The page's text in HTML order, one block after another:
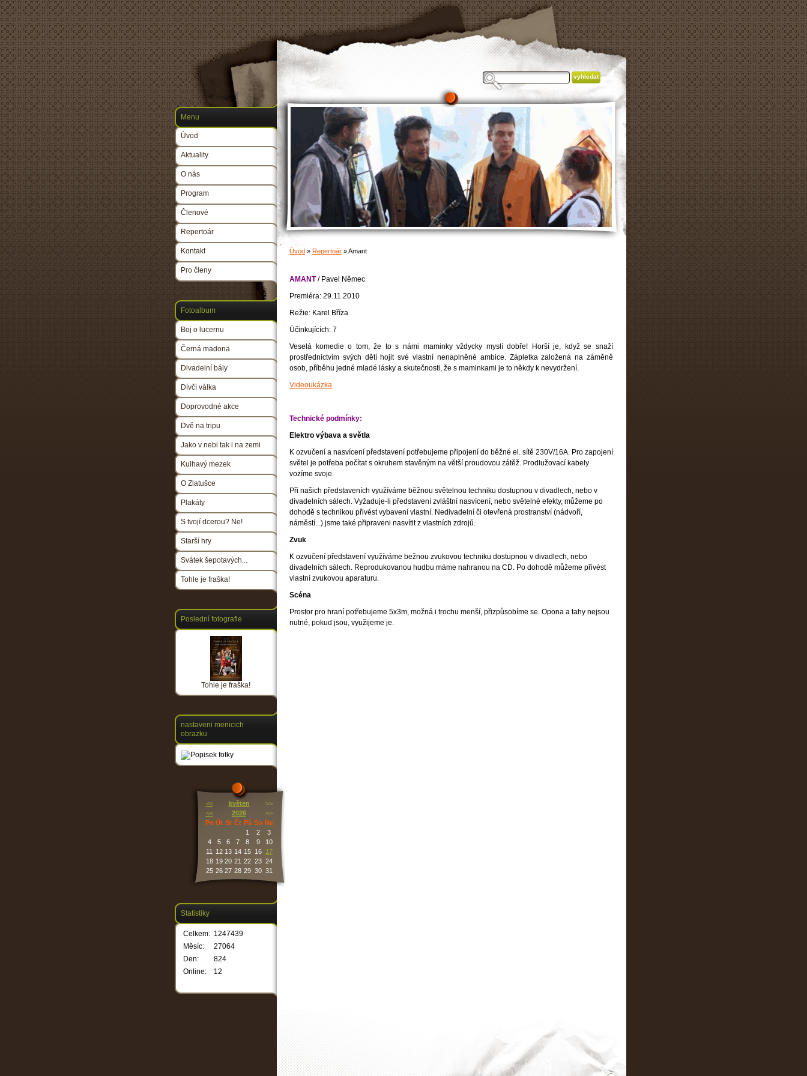
Úvod » Repertoár »Amant
AMANT/ Pavel Němec
Premiéra: 29.11.2010
Režie: Karel Bříza
Účinkujících: 7
Veselá komedie o tom, že to s námi maminky vždycky myslí dobře! Horší je, když se snaží
prostřednictvím svých dětí hojit své vlastní nenaplněné ambice. Zápletka založená na záměně
osob, příběhu jedné mladé lásky a skutečnosti, že s maminkami je to někdy k nevydržení.
Videoukázka
Technické podmínky:
Elektro výbava a světla
K ozvučení a nasvícení představení potřebujeme připojení do běžné el. sítě 230V/16A. Pro zapojení
světel je potřeba počítat s okruhem stavěným na větší proudovou zátěž. Prodlužovací kabely
vozíme svoje.
Při našich představeních využíváme běžnou světelnou techniku dostupnou v divadlech, nebo v
divadelních sálech. Vyžaduje-li představení zvláštní nasvícení, nebo světelné efekty, můžeme po
dohodě s technikou přivést vybavení vlastní. Nedivadelní či otevřená prostranství (nádvoří,
náměstí...) jsme také připraveni nasvítit z vlastních zdrojů.
Zvuk
K ozvučení představení využíváme bežnou zvukovou techniku dostupnou v divadlech, nebo
divadelních sálech. Reprodukovanou hudbu máme nahranou na CD. Po dohodě můžeme přivést
vlastní zvukovou aparaturu.
Scéna
Prostor pro hraní potřebujeme 5x3m, možná i trochu menší, přizpůsobíme se. Opona a tahy nejsou
nutné, pokud jsou, využijeme je.
Menu
Úvod
Aktuality
O nás
Program
Členové
Repertoár
Kontakt
Pro členy
Fotoalbum
Boj o lucernu
Černá madona
Divadelní bály
Dívčí válka
Doprovodné akce
Dvě na tripu
Jako v nebi tak i na zemi
Kulhavý mezek
O Zlatušce
Plakáty
S tvojí dcerou? Ne!
Starší hry
Svátek šepotavých...
Tohle je fraška!
Poslední fotografie
Tohle je fraška!
nastaveni menicich
obrazku
<< květen
>>
<<
2026
>>
Po Út St Čt Pá So Ne
1
2
3
4
5 6 7 8 9
10
11
12 13 14 15 16
17
18 19 20 21 22 23 24
25 26 27 28 29 30 31
Statistiky
Online: 12
Celkem: 1247439
Měsíc:
27064
Den:
824